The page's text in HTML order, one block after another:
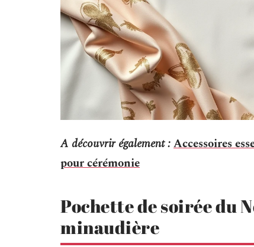
A découvrir également :Accessoires
pour cérémonie
Pochette de soirée du
minaudière